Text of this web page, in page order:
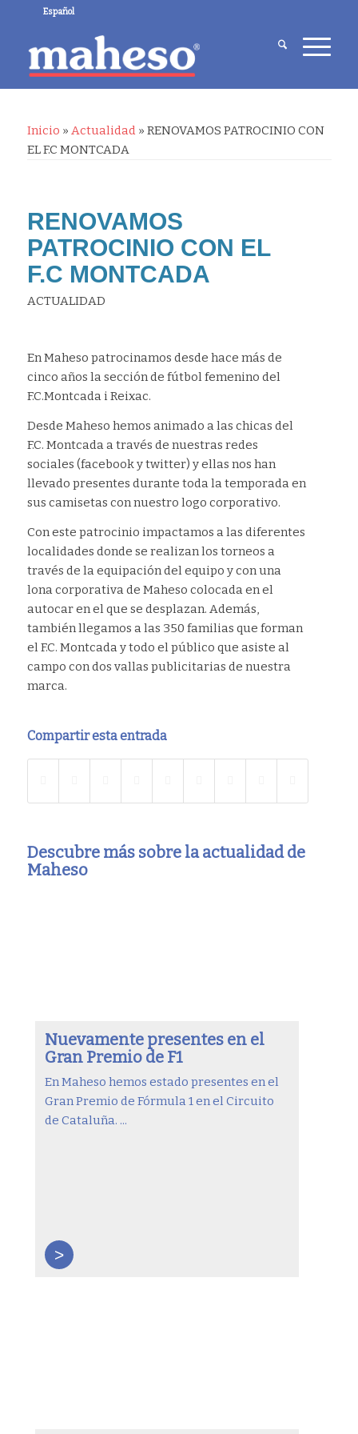
Español
Inicio » Actualidad» RENOVAMOS PATROCINIO CON
EL F.C MONTCADA
RENOVAMOS
PATROCINIO CON EL
F.C MONTCADA
ACTUALIDAD
En Maheso patrocinamos desde hace más de
cinco años la sección de fútbol femenino del
F.C.Montcada i Reixac.
Desde Maheso hemos animado a las chicas del
F.C. Montcada a través de nuestras redes
sociales (facebook y twitter) y ellas nos han
llevado presentes durante toda la temporada en
sus camisetas con nuestro logo corporativo.
Con este patrocinio impactamos a las diferentes
localidades donde se realizan los torneos a
través de la equipación del equipo y con una
lona corporativa de Maheso colocada en el
autocar en el que se desplazan. Además,
también llegamos a las 350 familias que forman
el F.C. Montcada y todo el público que asiste al
campo con dos vallas publicitarias de nuestra
marca.
Compartir esta entrada
Descubre más sobre la actualidad de
Maheso
Nuevamente presentes en el
Gran Premio de F1
En Maheso hemos estado presentes en el
Gran Premio de Fórmula 1 en el Circuito
de Cataluña. ...
>